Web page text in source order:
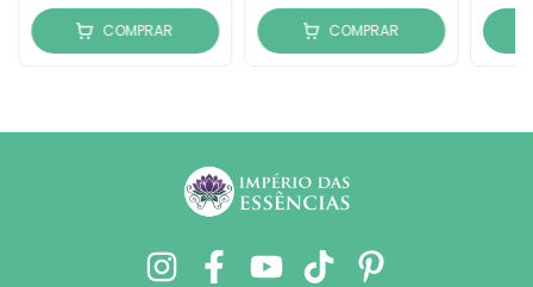
COMPRAR COMPRAR